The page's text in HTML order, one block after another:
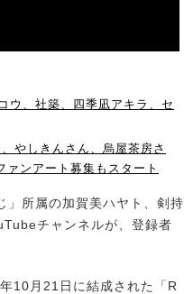
ウ、社築、四季凪アキラ、セ
やしきんさん、烏屋茶房さ
ンアート募集もスタート
所属の加賀美ハヤト、剣持
チャンネルが、登録者
10月21日に結成された「R